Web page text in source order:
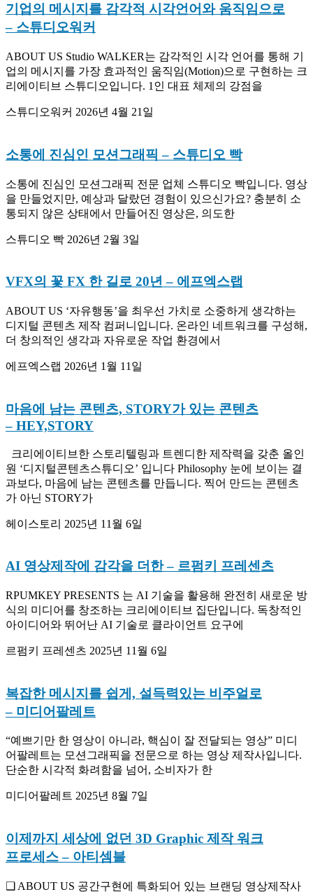
기업의 메시지를 감각적 시각언어와 움직임으로
– 스튜디오워커
ABOUT US Studio WALKER는 감각적인 시각 언어를 통해 기
업의 메시지를 가장 효과적인 움직임(Motion)으로 구현하는 크
리에이티브 스튜디오입니다. 1인 대표 체제의 강점을
스튜디오워커 2026년 4월 21일
소통에 진심인 모션그래픽– 스튜디오 빡
소통에 진심인 모션그래픽 전문 업체 스튜디오 빡입니다. 영상
을 만들었지만, 예상과 달랐던 경험이 있으신가요? 충분히 소
통되지 않은 상태에서 만들어진 영상은, 의도한
스튜디오 빡 2026년 2월 3일
VFX의 꽃 FX 한 길로 20년– 에프엑스랩
ABOUT US ‘자유행동’을 최우선 가치로 소중하게 생각하는
디지털 콘텐츠 제작 컴퍼니입니다. 온라인 네트워크를 구성해,
더 창의적인 생각과 자유로운 작업 환경에서
에프엑스랩 2026년 1월 11일
마음에 남는 콘텐츠, STORY가 있는 콘텐츠
– HEY,STORY
크리에이티브한 스토리텔링과 트렌디한 제작력을 갖춘 올인
원 ‘디지털콘텐츠스튜디오’ 입니다 Philosophy 눈에 보이는 결
과보다, 마음에 남는 콘텐츠를 만듭니다. 찍어 만드는 콘텐츠
가 아닌 STORY가
헤이스토리 2025년 11월 6일
AI 영상제작에 감각을 더한– 르펌키 프레센츠
RPUMKEY PRESENTS 는 AI 기술을 활용해 완전히 새로운 방
식의 미디어를 창조하는 크리에이티브 집단입니다. 독창적인
아이디어와 뛰어난 AI 기술로 클라이언트 요구에
르펌키 프레센츠 2025년 11월 6일
복잡한 메시지를 쉽게, 설득력있는 비주얼로
– 미디어팔레트
“예쁘기만 한 영상이 아니라, 핵심이 잘 전달되는 영상” 미디
어팔레트는 모션그래픽을 전문으로 하는 영상 제작사입니다.
단순한 시각적 화려함을 넘어, 소비자가 한
미디어팔레트 2025년 8월 7일
이제까지 세상에 없던 3D Graphic 제작 워크
프로세스– 아티셈블
❑ ABOUT US 공간구현에 특화되어 있는 브랜딩 영상제작사